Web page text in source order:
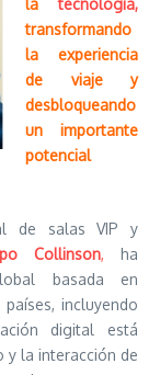
latecnología,
transformando
la experiencia
de viaje y
desbloqueando
un importante
potencial
de salas VIP y
Collinson, ha
basada en
incluyendo
digital está
la interacción de